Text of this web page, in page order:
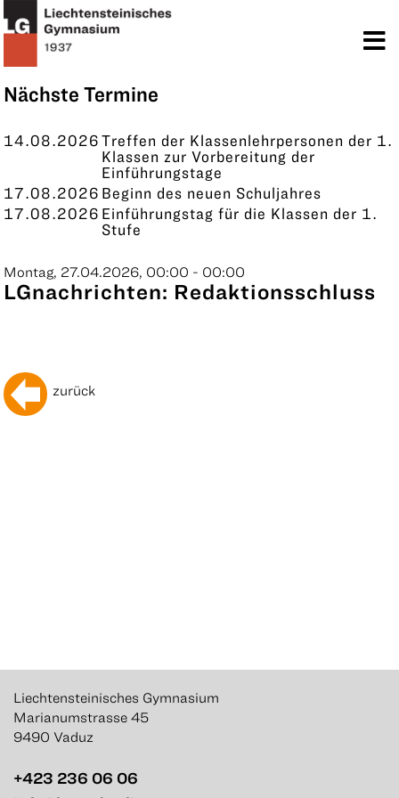
Nächste Termine
14.08.2026Treffen der Klassenlehrpersonen der 1.
Klassen zur Vorbereitung der
Einführungstage
17.08.2026 Beginn des neuen Schuljahres
17.08.2026 Einführungstag für die Klassen der 1.
Stufe
KONTAKT
Montag, 27.04.2026, 00:00 - 00:00
LGnachrichten: Redaktionsschluss
zurück
Liechtensteinisches Gymnasium
Marianumstrasse 45
9490 Vaduz
+423 236 06 06